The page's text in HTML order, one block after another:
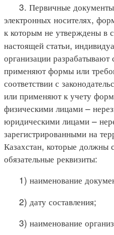
3. Первичные документы
электронных носителях,
к которым не утверждены в
настоящей статьи,
организации разрабатывают
применяют формы или
соответствии с
или применяют к учету
физическими лицами –
юридическими лицами –
зарегистрированными на
Казахстан, которые должны
обязательные реквизиты:
1) наименование
2) дату составления;
3) наименование